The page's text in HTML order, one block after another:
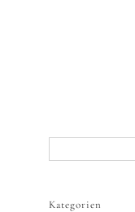
nach:
Kategorien